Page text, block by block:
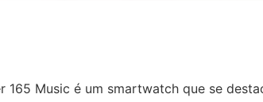
165 Music é um smartwatch que se